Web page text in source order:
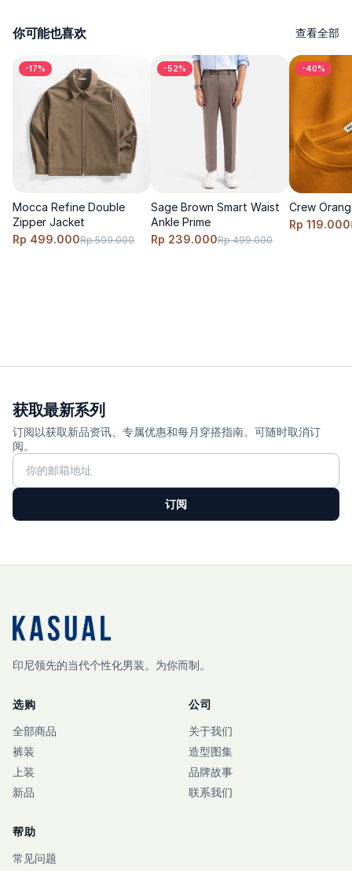
你可能也喜欢 查看全部
-17%
Mocca Refine Double
Zipper Jacket
Rp 499.000Rp 599.000
-52%
Sage Brown Smart Waist
Ankle Prime
Rp 239.000Rp 499.000
-40%
Crew
Rp 119.000
获取最新系列
订阅以获取新品资讯、专属优惠和每月穿搭指南。可随时取消订
阅。
订阅
印尼领先的当代个性化男装。为你而制。
选购
全部商品
裤装
上装
新品
公司
关于我们
造型图集
品牌故事
联系我们
帮助
常见问题